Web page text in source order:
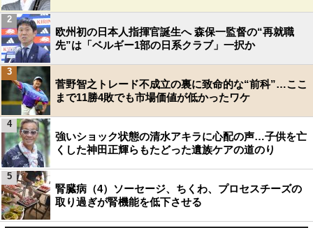
欧州初の日本人指揮官誕生へ 森保一監督の“再就職
先”は「ベルギー1部の日系クラブ」一択か
2
菅野智之トレード不成立の裏に致命的な“前科”…ここ
まで11勝4敗でも市場価値が低かったワケ
3
強いショック状態の清水アキラに心配の声…子供を亡
くした神田正輝らもたどった遺族ケアの道のり
4
腎臓病（4）ソーセージ、ちくわ、プロセスチーズの
取り過ぎが腎機能を低下させる
5